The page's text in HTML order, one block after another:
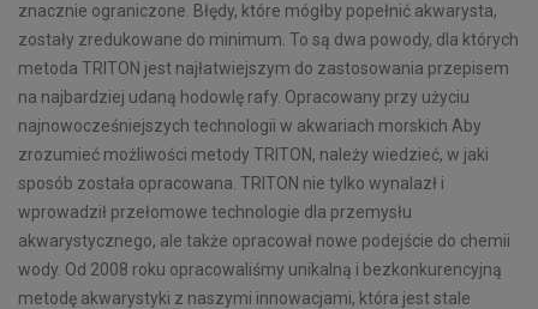
znacznie ograniczone. Błędy, które mógłby popełnić akwarysta,
zostały zredukowane do minimum. To są dwa powody, dla których
metoda TRITON jest najłatwiejszym do zastosowania przepisem
na najbardziej udaną hodowlę rafy. Opracowany przy użyciu
najnowocześniejszych technologii w akwariach morskich Aby
zrozumieć możliwości metody TRITON, należy wiedzieć, w jaki
sposób została opracowana. TRITON nie tylko wynalazł i
wprowadził przełomowe technologie dla przemysłu
akwarystycznego, ale także opracował nowe podejście do chemii
wody. Od 2008 roku opracowaliśmy unikalną i bezkonkurencyjną
metodę akwarystyki z naszymi innowacjami, która jest stale